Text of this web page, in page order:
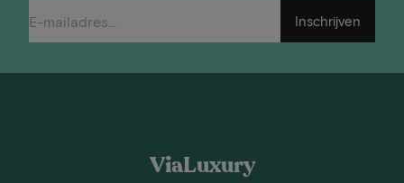
Inschrijven
ViaLuxury